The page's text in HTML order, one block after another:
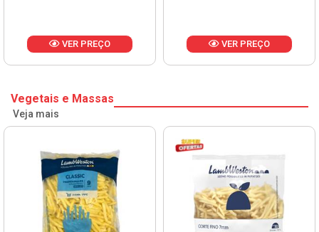
VER PREÇO VER PREÇO
Vegetais e Massas
Veja mais